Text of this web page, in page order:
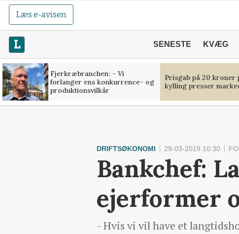
Læs e-avisen
SENESTE KVÆG
Fjerkræbranchen: - Vi
forlanger ens konkurrence- og
produktionsvilkår
Prisgab på 20 kroner
kylling presser
DRIFTSØKONOMI 29-03-2019 10:30
Bankchef:
ejerformer
- Hvis vi vil have et